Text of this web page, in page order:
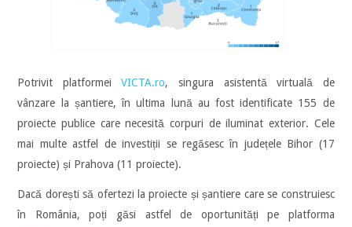
Potrivit platformeiVICTA.ro, singura asistentă virtuală de
vânzare la șantiere, în ultima lună au fost identificate 155 de
proiecte publice care necesită corpuri de iluminat exterior. Cele
mai multe astfel de investiții se regăsesc în județele Bihor (17
proiecte) și Prahova (11 proiecte).
Dacă dorești să ofertezi la proiecte și șantiere care se construiesc
în România, poți găsi astfel de oportunități pe platforma